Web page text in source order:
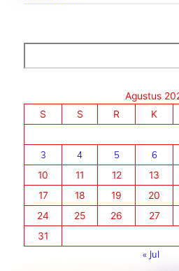
Agustus
S
S R K
3
4 5 6
10
11 12 13
17
18 19 20
24
25 26 27
31
« Jul